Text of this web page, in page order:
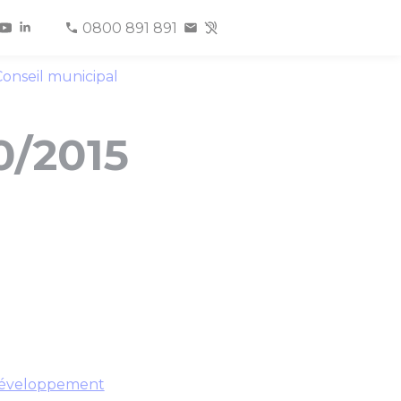
0800 891 891
municipal
2015